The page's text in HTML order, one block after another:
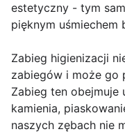
estetyczny - tym
pięknym uśmiechem
Zabieg higienizacji
zabiegów i może go
Zabieg ten obejmuje
kamienia,
naszych zębach nie